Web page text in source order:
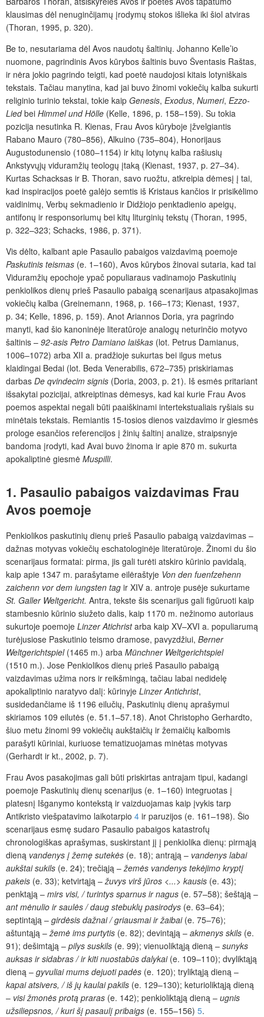
klausimas dėl nenuginčijamų įrodymų stokos išlieka iki šiol atviras
(Thoran, 1995, p. 320).
Be to, nesutariama dėl Avos naudotų šaltinių. Johanno Kelle’io
nuomone, pagrindinis Avos kūrybos šaltinis buvo Šventasis Raštas,
ir nėra jokio pagrindo teigti, kad poetė naudojosi kitais lotyniškais
tekstais. Tačiau manytina, kad jai buvo žinomi vokiečių kalba sukurti
religinio turinio tekstai, tokie kaip Genesis, Exodus, Numeri, Ezzo-
Liedbei Himmel und Hölle (Kelle, 1896, p. 158–159). Su tokia
pozicija nesutinka R. Kienas, Frau Avos kūryboje įžvelgiantis
Rabano Mauro (780–856), Alkuino (735–804), Honorijaus
Augustodunensio (1080–1154) ir kitų lotynų kalba rašiusių
Ankstyvųjų viduramžių teologų įtaką (Kienast, 1937, p. 27–34).
Kurtas Schacksas ir B. Thoran, savo ruožtu, atkreipia dėmesį į tai,
kad inspiracijos poetė galėjo semtis iš Kristaus kančios ir prisikėlimo
vaidinimų, Verbų sekmadienio ir Didžiojo penktadienio apeigų,
antifonų ir responsoriumų bei kitų liturginių tekstų (Thoran, 1995,
p. 322–323; Schacks, 1986, p. 371).
Vis dėlto, kalbant apie Pasaulio pabaigos vaizdavimą poemoje
Paskutinis teismas (e. 1–160), Avos kūrybos žinovai sutaria, kad tai
Viduramžių epochoje ypač populiaraus vadinamojo Paskutinių
penkiolikos dienų prieš Pasaulio pabaigą scenarijaus atpasakojimas
vokiečių kalba (Greinemann, 1968, p. 166–173; Kienast, 1937,
p. 34; Kelle, 1896, p. 159). Anot Ariannos Doria, yra pagrindo
manyti, kad šio kanoninėje literatūroje analogų neturinčio motyvo
šaltinis – 92-asis Petro Damiano laiškas (lot. Petrus Damianus,
1006–1072) arba XII a. pradžioje sukurtas bei ilgus metus
klaidingai Bedai (lot. Beda Venerabilis, 672–735) priskiriamas
darbas De qvindecim signis (Doria, 2003, p. 21). Iš esmės pritariant
išsakytai pozicijai, atkreiptinas dėmesys, kad kai kurie Frau Avos
poemos aspektai negali būti paaiškinami intertekstualiais ryšiais su
minėtais tekstais. Remiantis 15-tosios dienos vaizdavimo ir giesmės
prologe esančios referencijos į žinių šaltinį analize, straipsnyje
bandoma įrodyti, kad Avai buvo žinoma ir apie 870 m. sukurta
apokaliptinė giesmė Muspilli.
1. Pasaulio pabaigos vaizdavimas Frau
Avos poemoje
Penkiolikos paskutinių dienų prieš Pasaulio pabaigą vaizdavimas –
dažnas motyvas vokiečių eschatologinėje literatūroje. Žinomi du šio
scenarijaus formatai: pirma, jis gali turėti atskiro kūrinio pavidalą,
kaip apie 1347 m. parašytame eilėraštyje Von den fuenfzehenn
zaichenn vor dem iungsten tag ir XIV a. antroje pusėje sukurtame
St. Galler Weltgericht. Antra, tekste šis scenarijus gali figūruoti kaip
stambesnio kūrinio siužeto dalis, kaip 1170 m. nežinomo autoriaus
sukurtoje poemoje Linzer Atichristarba kaip XV–XVI a. populiarumą
turėjusiose Paskutinio teismo dramose, pavyzdžiui, Berner
Weltgerichtspiel(1465 m.) arba Münchner Weltgerichtspiel
(1510 m.). Jose Penkiolikos dienų prieš Pasaulio pabaigą
vaizdavimas užima nors ir reikšmingą, tačiau labai nedidelę
apokaliptinio naratyvo dalį: kūrinyje Linzer Antichrist,
susidedančiame iš 1196 eilučių, Paskutinių dienų aprašymui
skiriamos 109 eilutės (e. 51.1–57.18). Anot Christopho Gerhardto,
šiuo metu žinomi 99 vokiečių aukštaičių ir žemaičių kalbomis
parašyti kūriniai, kuriuose tematizuojamas minėtas motyvas
(Gerhardt ir kt., 2002, p. 7).
Frau Avos pasakojimas gali būti priskirtas antrajam tipui, kadangi
poemoje Paskutinių dienų scenarijus (e. 1–160) integruotas į
platesnį Išganymo kontekstą ir vaizduojamas kaip įvykis tarp
Antikristo viešpatavimo laikotarpio 4 ir paruzijos (e. 161–198). Šio
scenarijaus esmę sudaro Pasaulio pabaigos katastrofų
chronologiškas aprašymas, suskirstant jį į penkiolika dienų: pirmąją
dieną vandenys į žemę sutekės (e. 18); antrąją – vandenys labai
aukštai sukils (e. 24); trečiąją – žemės vandenys tekėjimo kryptį
pakeis (e. 33); ketvirtąją – žuvys virš jūros <...> kausis (e. 43);
penktąją – mirs visi, / turintys sparnus ir nagus (e. 57–58); šeštąją –
ant mėnulio ir saulės / daug stebuklų pasirodys (e. 63–64);
septintąją – girdėsis dažnai / griausmai ir žaibai(e. 75–76);
aštuntąją – žemė ims purtytis (e. 82); devintąją – akmenys skils (e.
91); dešimtąją – pilys suskils (e. 99); vienuoliktąją dieną – sunyks
auksas ir sidabras / ir kiti nuostabūs dalykai(e. 109–110); dvyliktąją
dieną – gyvuliai mums dejuoti padės (e. 120); tryliktąją dieną –
kapai atsivers, / iš jų kaulai pakils (e. 129–130); keturioliktąją dieną
– visi žmonės protą praras (e. 142); penkioliktąją dieną – ugnis
užsiliepsnos, / kuri šį pasaulį pribaigs (e. 155–156) 5.